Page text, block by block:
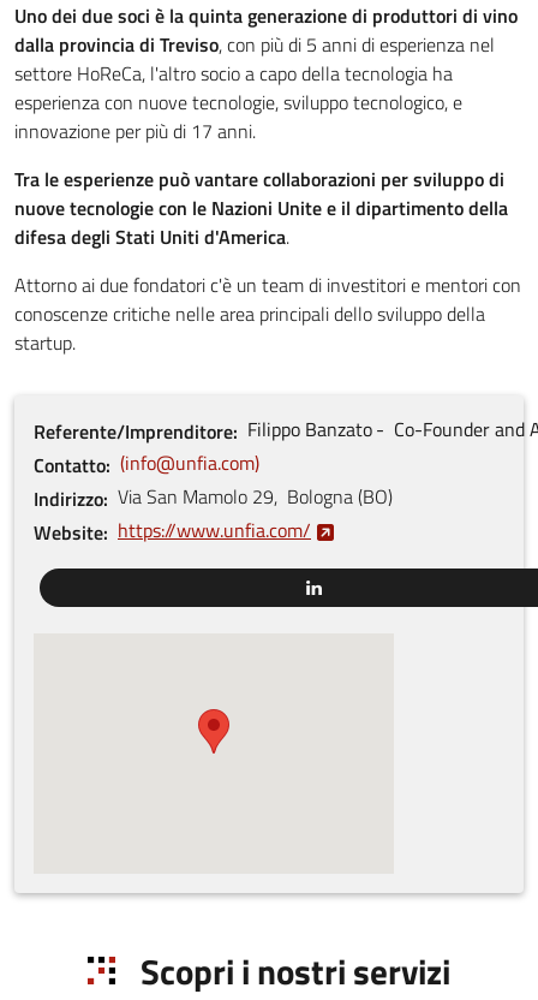
Uno dei due soci è la quinta generazione di produttori di vino
dalla provincia di Treviso, con più di 5 anni di esperienza nel
settore HoReCa, l'altro socio a capo della tecnologia ha
esperienza con nuove tecnologie, sviluppo tecnologico, e
innovazione per più di 17 anni.
Tra le esperienze può vantare collaborazioni per sviluppo di
nuove tecnologie con le Nazioni Unite e il dipartimento della
difesa degli Stati Uniti d'America.
Attorno ai due fondatori c'è un team di investitori e mentori con
conoscenze critiche nelle area principali dello sviluppo della
startup.
Referente/Imprenditore Filippo Banzato
Co-Founder and
Contatto
info@unfia.com
Indirizzo Via San Mamolo 29, Bologna(BO)
Website https://www.unfia.com/
Scopri i nostri servizi